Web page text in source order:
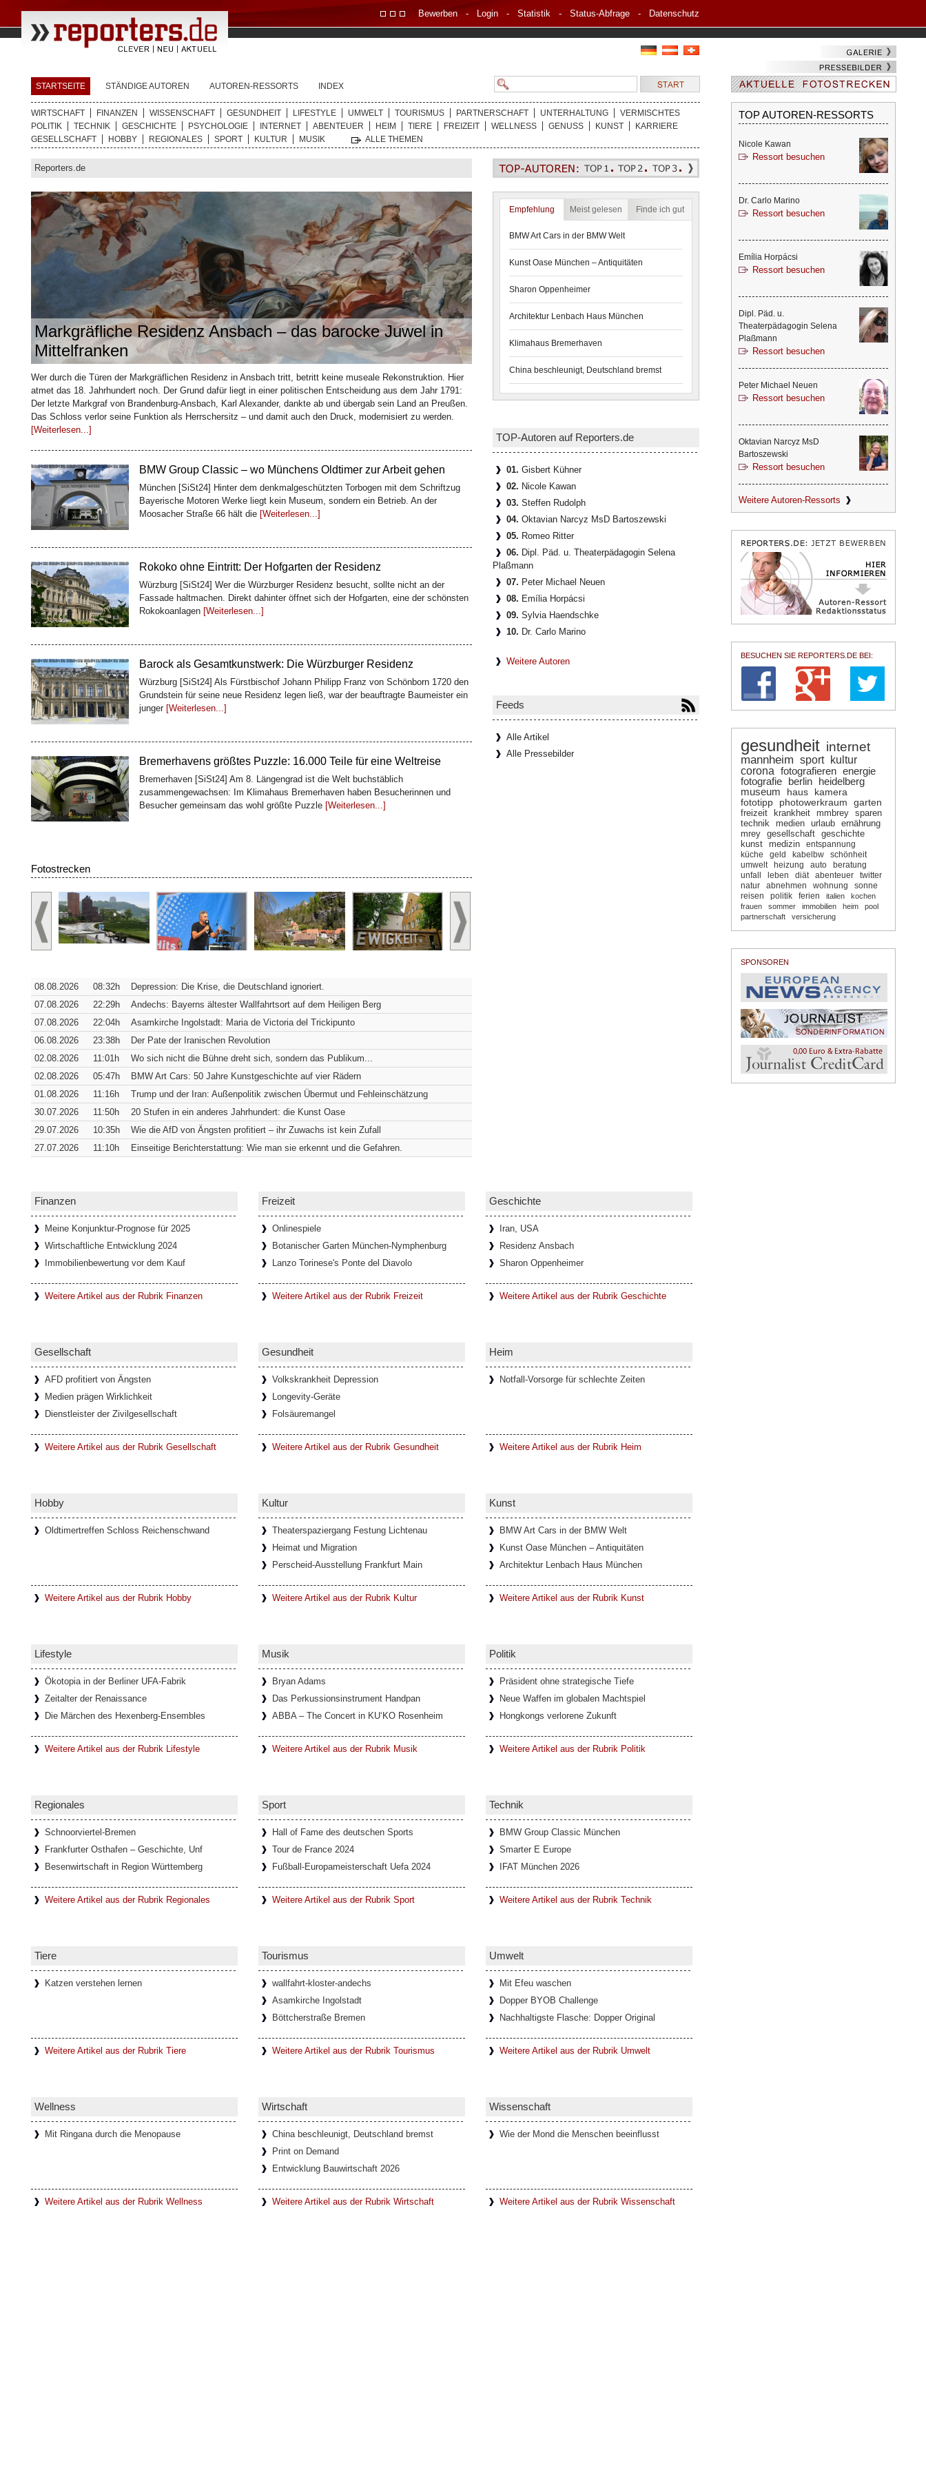
Bewerben- Login- Statistik- Status-Abfrage- Datenschutz
STARTSEITE STÄNDIGE AUTOREN AUTOREN-RESSORTS INDEX
WIRTSCHAFT FINANZEN WISSENSCHAFT GESUNDHEIT LIFESTYLE UMWELT TOURISMUS PARTNERSCHAFT UNTERHALTUNG
VERMISCHTES
POLITIK
TECHNIK GESCHICHTE PSYCHOLOGIE INTERNET ABENTEUER HEIM TIERE FREIZEIT WELLNESS GENUSS KUNST
KARRIERE
GESELLSCHAFT
HOBBY REGIONALES SPORT KULTUR MUSIK ALLE THEMEN
Reporters.de
Markgräfliche Residenz Ansbach – das barocke Juwel in
Mittelfranken
Wer durch die Türen der Markgräflichen Residenz in Ansbach tritt, betritt keine museale Rekonstruktion. Hier
atmet das 18. Jahrhundert noch. Der Grund dafür liegt in einer politischen Entscheidung aus dem Jahr 1791:
Der letzte Markgraf von Brandenburg-Ansbach, Karl Alexander, dankte ab und übergab sein Land an Preußen.
Das Schloss verlor seine Funktion als Herrschersitz – und damit auch den Druck, modernisiert zu werden.
[Weiterlesen...]
Wie ein Kaffeehändler Bremen sein teuerstes Gesamtkunstwerk
baute
Bremen [SiSt24] Mitten in der Bremer Altstadt liegt eine Gasse, die kaum 100
Meter lang ist und trotzdem eine ganze Geschichte erzählt: die Böttcherstraße. Der
BMW Group Classic – wo Münchens Oldtimer zur Arbeit gehen
München [SiSt24] Hinter dem denkmalgeschützten Torbogen mit dem Schriftzug
Bayerische Motoren Werke liegt kein Museum, sondern ein Betrieb. An der
Moosacher Straße 66 hält die [Weiterlesen...]
Rokoko ohne Eintritt: Der Hofgarten der Residenz
Würzburg [SiSt24] Wer die Würzburger Residenz besucht, sollte nicht an der
Fassade haltmachen. Direkt dahinter öffnet sich der Hofgarten, eine der schönsten
Rokokoanlagen [Weiterlesen...]
Barock als Gesamtkunstwerk: Die Würzburger Residenz
Würzburg [SiSt24] Als Fürstbischof Johann Philipp Franz von Schönborn 1720 den
Grundstein für seine neue Residenz legen ließ, war der beauftragte Baumeister ein
junger [Weiterlesen...]
Bremerhavens größtes Puzzle: 16.000 Teile für eine Weltreise
Bremerhaven [SiSt24] Am 8. Längengrad ist die Welt buchstäblich
zusammengewachsen: Im Klimahaus Bremerhaven haben Besucherinnen und
Besucher gemeinsam das wohl größte Puzzle [Weiterlesen...]
Würzburg [SiSt24] Wer die Würzburger Residenz besucht, sieht meist nur die halbe
Geschichte: Oben glänzen Treppenhaus und die Fresken Tiepolos, unten liegt ein
zweites Bauwerk
[Weiterlesen...]
sich in ihrer südwestlichen Ecke verbirgt. Hinter einer schlichten, viergeschossigen
Fassade[Weiterlesen...]
Wie Bremens ärmstes Viertel zum teuersten Pflaster wurde
Bremen [SiSt24] Wer durch den Schnoor läuft, muss die Schultern manchmal
einziehen: Die Gassen sind so schmal, dass zwei Menschen kaum nebeneinander
passen. Genau das hat das[Weiterlesen...]
65 Tafeln, 132 Helden und 358 Stufen und Marmor
Onlinespiele können soziale Gemeinschaft und Kreativität fördern
In den letzten Jahrzehnten haben sich durch die steigende Anzahl digitaler
entwickelt, die oft auch nach
[Weiterlesen...]
Piemont, bildet das Tor zu den drei Tälern Val di Viù, Val d'Ala und Val Grande, die
Glamouröse Hommage an Thomas Mann im Schlosspark Theater
Ponte del Diavolo - Teufelsbrücke in Lanzo Torinese (Piemont,
In einem kleinen Ort mit dem Namen Lanzo Torinese, mit nur 5.000 Einwohnern,
Diavolo, die [Weiterlesen...]
Um Schloss Köpenick rankt sich eine lange und abenteuerliche Geschichte. Die
ehemalige Burg auf der Schlossinsel, mit ihren markanten Burgwällen hatte eine
ausgezeichnete
[Weiterlesen...]
Im Goethe-Haus in Rom läuft eine Ausstellung über die Schriftstellerin Ingeborg
Fotostrecken
08.08.2026 08:32h
Depression: Die Krise, die Deutschland ignoriert.
07.08.2026
22:29h
Andechs: Bayerns ältester Wallfahrtsort auf dem Heiligen Berg
07.08.2026
22:04h
Asamkirche Ingolstadt: Maria de Victoria del Trickipunto
06.08.2026
23:38h
Der Pate der Iranischen Revolution
02.08.2026
11:01h
Wo sich nicht die Bühne dreht sich, sondern das Publikum...
02.08.2026
05:47h
BMW Art Cars: 50 Jahre Kunstgeschichte auf vier Rädern
01.08.2026
11:16h
Trump und der Iran: Außenpolitik zwischen Übermut und Fehleinschätzung
30.07.2026
11:50h
20 Stufen in ein anderes Jahrhundert: die Kunst Oase
29.07.2026
10:35h
Wie die AfD von Ängsten profitiert – ihr Zuwachs ist kein Zufall
27.07.2026
11:10h Einseitige Berichterstattung: Wie man sie erkennt und die Gefahren.
Empfehlung Meist gelesen Finde ich gut
BMW Art Cars in der BMW Welt
Kunst Oase München – Antiquitäten
Sharon Oppenheimer
Architektur Lenbach Haus München
Klimahaus Bremerhaven
China beschleunigt, Deutschland bremst
TOP-Autoren auf Reporters.de
01. Gisbert Kühner
02. Nicole Kawan
03. Steffen Rudolph
04. Oktavian Narcyz MsD Bartoszewski
05. Romeo Ritter
06. Dipl. Päd. u. Theaterpädagogin Selena
Plaßmann
07. Peter Michael Neuen
08. Emília Horpácsi
09. Sylvia Haendschke
10. Dr. Carlo Marino
Weitere Autoren
Feeds
Alle Artikel
Alle Pressebilder
Finanzen
Meine Konjunktur-Prognose für 2025
Wirtschaftliche Entwicklung 2024
Immobilienbewertung vor dem Kauf
Weitere Artikel aus der Rubrik Finanzen
Freizeit
Onlinespiele
Botanischer Garten München-Nymphenburg
Lanzo Torinese's Ponte del Diavolo
Weitere Artikel aus der Rubrik Freizeit
Geschichte
Iran, USA
Residenz Ansbach
Sharon Oppenheimer
Weitere Artikel aus der Rubrik Geschichte
Gesellschaft
AFD profitiert von Ängsten
Medien prägen Wirklichkeit
Dienstleister der Zivilgesellschaft
Weitere Artikel aus der Rubrik Gesellschaft
Gesundheit
Volkskrankheit Depression
Longevity-Geräte
Folsäuremangel
Weitere Artikel aus der Rubrik Gesundheit
Heim
Notfall-Vorsorge für schlechte Zeiten
Weitere Artikel aus der Rubrik Heim
Hobby
Oldtimertreffen Schloss Reichenschwand
Weitere Artikel aus der Rubrik Hobby
Kultur
Theaterspaziergang Festung Lichtenau
Heimat und Migration
Perscheid-Ausstellung Frankfurt Main
Weitere Artikel aus der Rubrik Kultur
Kunst
BMW Art Cars in der BMW Welt
Kunst Oase München – Antiquitäten
Architektur Lenbach Haus München
Weitere Artikel aus der Rubrik Kunst
Lifestyle
Ökotopia in der Berliner UFA-Fabrik
Zeitalter der Renaissance
Die Märchen des Hexenberg-Ensembles
Weitere Artikel aus der Rubrik Lifestyle
Musik
Bryan Adams
Das Perkussionsinstrument Handpan
ABBA – The Concert in KU‘KO Rosenheim
Weitere Artikel aus der Rubrik Musik
Politik
Präsident ohne strategische Tiefe
Neue Waffen im globalen Machtspiel
Hongkongs verlorene Zukunft
Weitere Artikel aus der Rubrik Politik
Regionales
Schnoorviertel-Bremen
Frankfurter Osthafen – Geschichte, Unf
Besenwirtschaft in Region Württemberg
Weitere Artikel aus der Rubrik Regionales
Sport
Hall of Fame des deutschen Sports
Tour de France 2024
Fußball-Europameisterschaft Uefa 2024
Weitere Artikel aus der Rubrik Sport
Technik
BMW Group Classic München
Smarter E Europe
IFAT München 2026
Weitere Artikel aus der Rubrik Technik
Tiere
Katzen verstehen lernen
Weitere Artikel aus der Rubrik Tiere
Tourismus
wallfahrt-kloster-andechs
Asamkirche Ingolstadt
Böttcherstraße Bremen
Weitere Artikel aus der Rubrik Tourismus
Umwelt
Mit Efeu waschen
Dopper BYOB Challenge
Nachhaltigste Flasche: Dopper Original
Weitere Artikel aus der Rubrik Umwelt
Wellness
Mit Ringana durch die Menopause
Weitere Artikel aus der Rubrik Wellness
Wirtschaft
China beschleunigt, Deutschland bremst
Print on Demand
Entwicklung Bauwirtschaft 2026
Weitere Artikel aus der Rubrik Wirtschaft
Wissenschaft
Wie der Mond die Menschen beeinflusst
Weitere Artikel aus der Rubrik Wissenschaft
TOP AUTOREN-RESSORTS
Nicole Kawan
Ressort besuchen
Dr. Carlo Marino
Ressort besuchen
Emília Horpácsi
Ressort besuchen
Dipl. Päd. u.
Theaterpädagogin Selena
Plaßmann
Ressort besuchen
Peter Michael Neuen
Ressort besuchen
Oktavian Narcyz MsD
Bartoszewski
Ressort besuchen
Weitere Autoren-Ressorts
BESUCHEN SIE REPORTERS.DE BEI:
gesundheit internet
mannheim sport
kultur
corona fotografieren energie
fotografie
berlin
heidelberg
museum
haus kamera
fototipp photowerkraum
garten
freizeit
krankheit mmbrey
sparen
technik
medien urlaub
ernährung
mrey
gesellschaft
geschichte
kunst
medizin
entspannung
küche
geld kabelbw
schönheit
umwelt
heizung auto
beratung
unfall
leben diät abenteuer
twitter
natur
abnehmen wohnung
sonne
reisen
politik ferien italien
kochen
frauen
sommer immobilien heim
pool
partnerschaft
versicherung
SPONSOREN